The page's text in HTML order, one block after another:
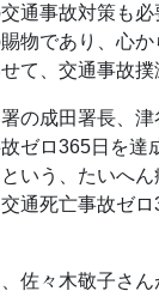
通事故対策も
物であり、心
て、交通事故
の成田署長、
ゼロ365日を
いう、たいへ
通死亡事故ゼ
佐々木敬子さ